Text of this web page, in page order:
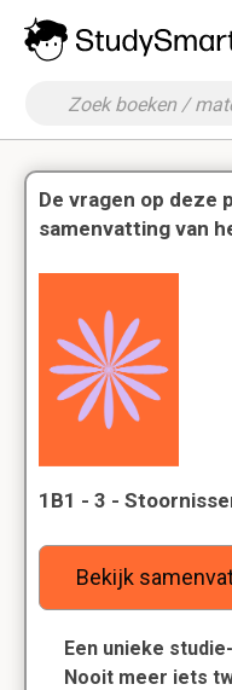
De vragen op deze
samenvatting van
1B1 - 3 -
Bekijk
Een unieke
Nooit meer iets